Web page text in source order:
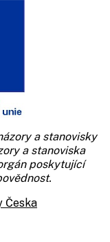
a stanovisky
a stanoviska
poskytující
Česka